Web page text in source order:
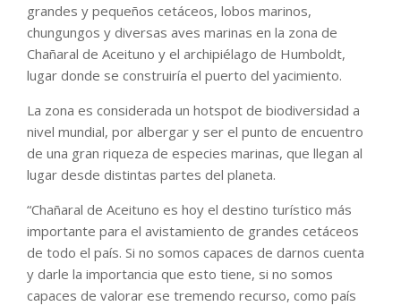
grandes y pequeños cetáceos, lobos marinos,
chungungos y diversas aves marinas en la zona de
Chañaral de Aceituno y el archipiélago de Humboldt,
lugar donde se construiría el puerto del yacimiento.
La zona es considerada un hotspot de biodiversidad a
nivel mundial, por albergar y ser el punto de encuentro
de una gran riqueza de especies marinas, que llegan al
lugar desde distintas partes del planeta.
“Chañaral de Aceituno es hoy el destino turístico más
importante para el avistamiento de grandes cetáceos
de todo el país. Si no somos capaces de darnos cuenta
y darle la importancia que esto tiene, si no somos
capaces de valorar ese tremendo recurso, como país